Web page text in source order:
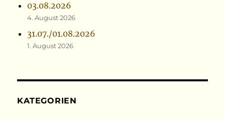
03.08.2026
4. August 2026
31.07./01.08.2026
1. August 2026
KATEGORIEN